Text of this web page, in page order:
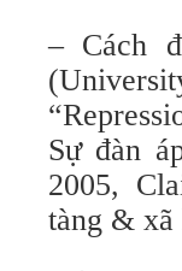
– Cách
Sự đàn
2005,
tàng & xã